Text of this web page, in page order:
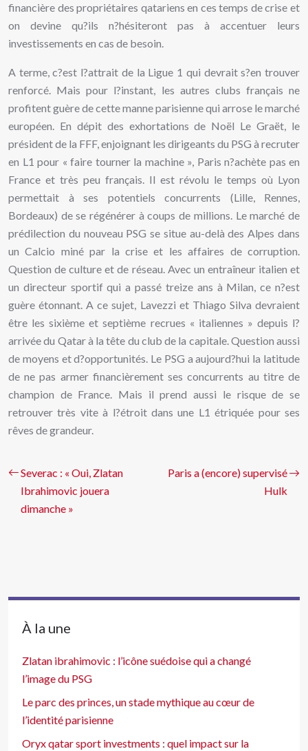
financière des propriétaires qatariens en ces temps de crise et
on devine qu?ils n?hésiteront pas à accentuer leurs
investissements en cas de besoin.
A terme, c?est l?attrait de la Ligue 1 qui devrait s?en trouver
renforcé. Mais pour l?instant, les autres clubs français ne
profitent guère de cette manne parisienne qui arrose le marché
européen. En dépit des exhortations de Noël Le Graët, le
président de la FFF, enjoignant les dirigeants du PSG à recruter
en L1 pour « faire tourner la machine », Paris n?achète pas en
France et très peu français. Il est révolu le temps où Lyon
permettait à ses potentiels concurrents (Lille, Rennes,
Bordeaux) de se régénérer à coups de millions. Le marché de
prédilection du nouveau PSG se situe au-delà des Alpes dans
un Calcio miné par la crise et les affaires de corruption.
Question de culture et de réseau. Avec un entraîneur italien et
un directeur sportif qui a passé treize ans à Milan, ce n?est
guère étonnant. A ce sujet, Lavezzi et Thiago Silva devraient
être les sixième et septième recrues « italiennes » depuis l?
arrivée du Qatar à la tête du club de la capitale. Question aussi
de moyens et d?opportunités. Le PSG a aujourd?hui la latitude
de ne pas armer financièrement ses concurrents au titre de
champion de France. Mais il prend aussi le risque de se
retrouver très vite à l?étroit dans une L1 étriquée pour ses
rêves de grandeur.
Severac : « Oui, Zlatan
Ibrahimovic jouera
dimanche »
Paris a (encore) supervisé
Hulk
À la une
Zlatan ibrahimovic : l’icône suédoise qui a changé
l’image du PSG
Le parc des princes, un stade mythique au cœur de
l’identité parisienne
Oryx qatar sport investments : quel impact sur la